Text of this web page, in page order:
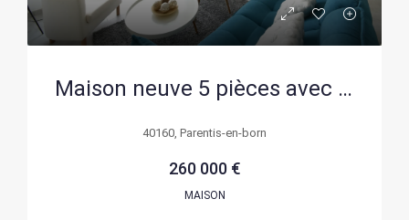
Maison neuve 5 pièces avec garage à Parentis-en-Born
40160, Parentis-en-born
260 000 €
MAISON